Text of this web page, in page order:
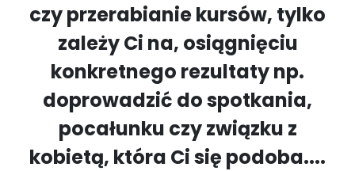
czy przerabianie kursów, tylko
zależy Ci na, osiągnięciu
konkretnego rezultaty np.
doprowadzić do spotkania,
pocałunku czy związku z
kobietą, która Ci się podoba....